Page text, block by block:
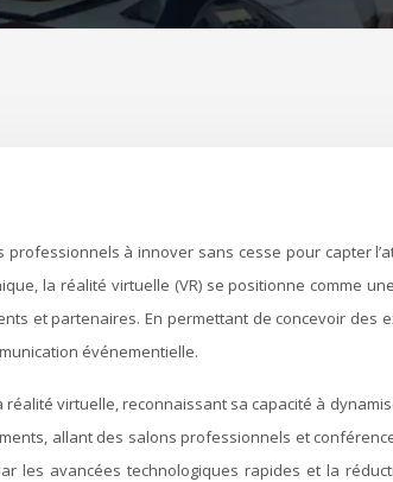
la réalité virtuelle (VR) se positionne comme
et partenaires. En permettant de concevoir des
événementielle.
virtuelle, reconnaissant sa capacité à
allant des salons professionnels et
les avancées technologiques rapides et la